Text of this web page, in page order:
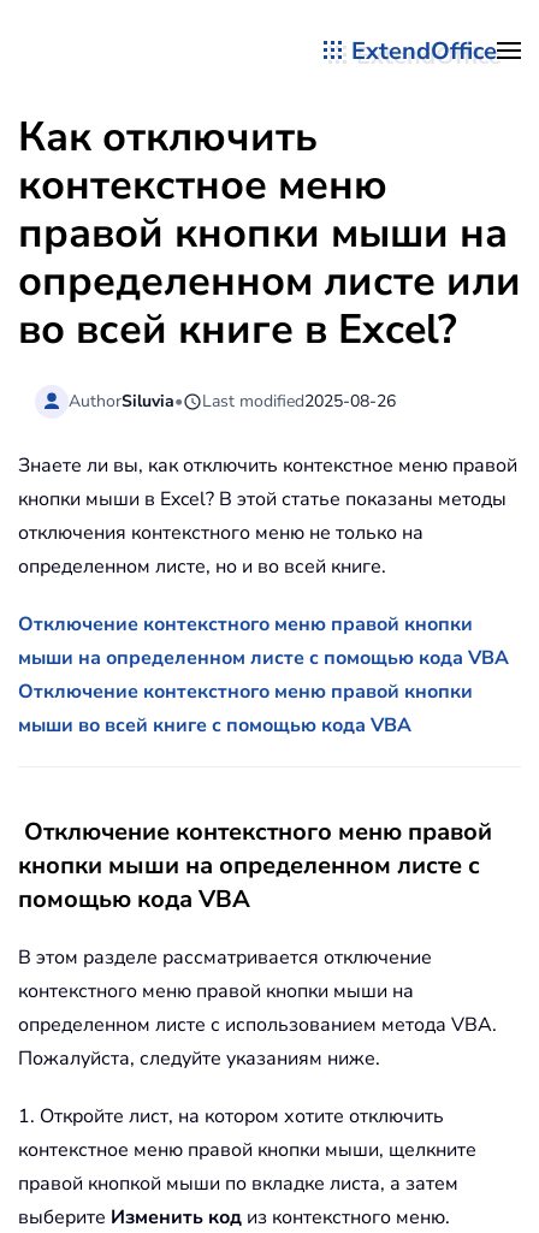
ExtendOffice
Как отключить
контекстное меню
правой кнопки мыши на
определенном листе или
во всей книге в Excel?
AuthorSiluvia• Last modified2025-08-26
Знаете ли вы, как отключить контекстное меню правой
кнопки мыши в Excel? В этой статье показаны методы
отключения контекстного меню не только на
определенном листе, но и во всей книге.
Отключение контекстного меню правой кнопки
мыши на определенном листе с помощью кода VBA
Отключение контекстного меню правой кнопки
мыши во всей книге с помощью кода VBA
Отключение контекстного меню правой
кнопки мыши на определенном листе с
помощью кода VBA
В этом разделе рассматривается отключение
контекстного меню правой кнопки мыши на
определенном листе с использованием метода VBA.
Пожалуйста, следуйте указаниям ниже.
1. Откройте лист, на котором хотите отключить
контекстное меню правой кнопки мыши, щелкните
правой кнопкой мыши по вкладке листа, а затем
выберите Изменить код из контекстного меню.